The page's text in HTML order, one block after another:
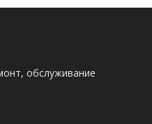
обслуживание